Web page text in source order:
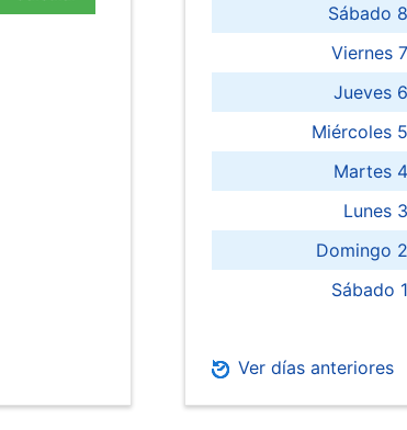
Sábado
Viernes
Jueves
Miércoles
Martes
Lunes
Domingo
Sábado
Ver días anteriores